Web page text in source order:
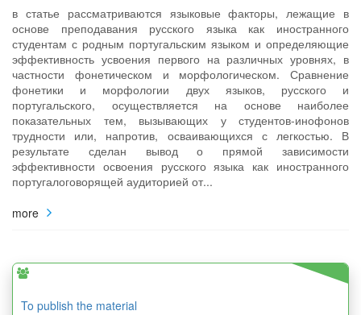
в статье рассматриваются языковые факторы, лежащие в
основе преподавания русского языка как иностранного
студентам с родным португальским языком и определяющие
эффективность усвоения первого на различных уровнях, в
частности фонетическом и морфологическом. Сравнение
фонетики и морфологии двух языков, русского и
португальского, осуществляется на основе наиболее
показательных тем, вызывающих у студентов-инофонов
трудности или, напротив, осваивающихся с легкостью. В
результате сделан вывод о прямой зависимости
эффективности освоения русского языка как иностранного
португалоговорящей аудиторией от...
more
To publish the material